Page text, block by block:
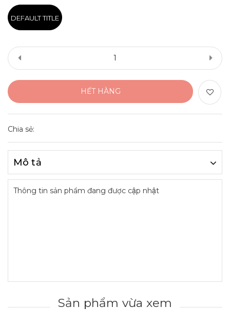
DEFAULT TITLE
HẾT HÀNG
Chia sẻ:
Mô tả
Thông tin sản phẩm đang được cập nhật
Sản phẩm vừa xem